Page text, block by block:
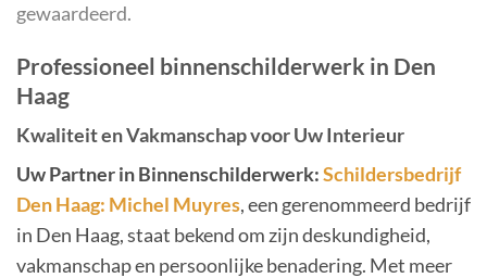
gewaardeerd.
Professioneel binnenschilderwerk in Den
Haag
Kwaliteit en Vakmanschap voor Uw Interieur
Uw Partner in Binnenschilderwerk:Schildersbedrijf
Den Haag: Michel Muyres, een gerenommeerd bedrijf
in Den Haag, staat bekend om zijn deskundigheid,
vakmanschap en persoonlijke benadering. Met meer